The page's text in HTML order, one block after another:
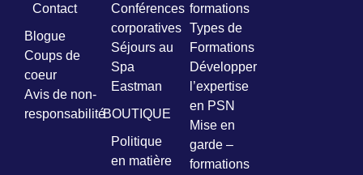
Contact
Blogue
Coups de
coeur
Avis de non-
responsabilité
Conférences
corporatives
Séjours au
Spa
Eastman
BOUTIQUE
Politique
en matière
formations
Types de
Formations
Développer
l’expertise
en PSN
Mise en
garde –
formations